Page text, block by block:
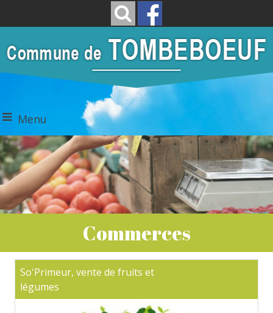
Menu
Commerces
So'Primeur, vente de fruits et
légumes